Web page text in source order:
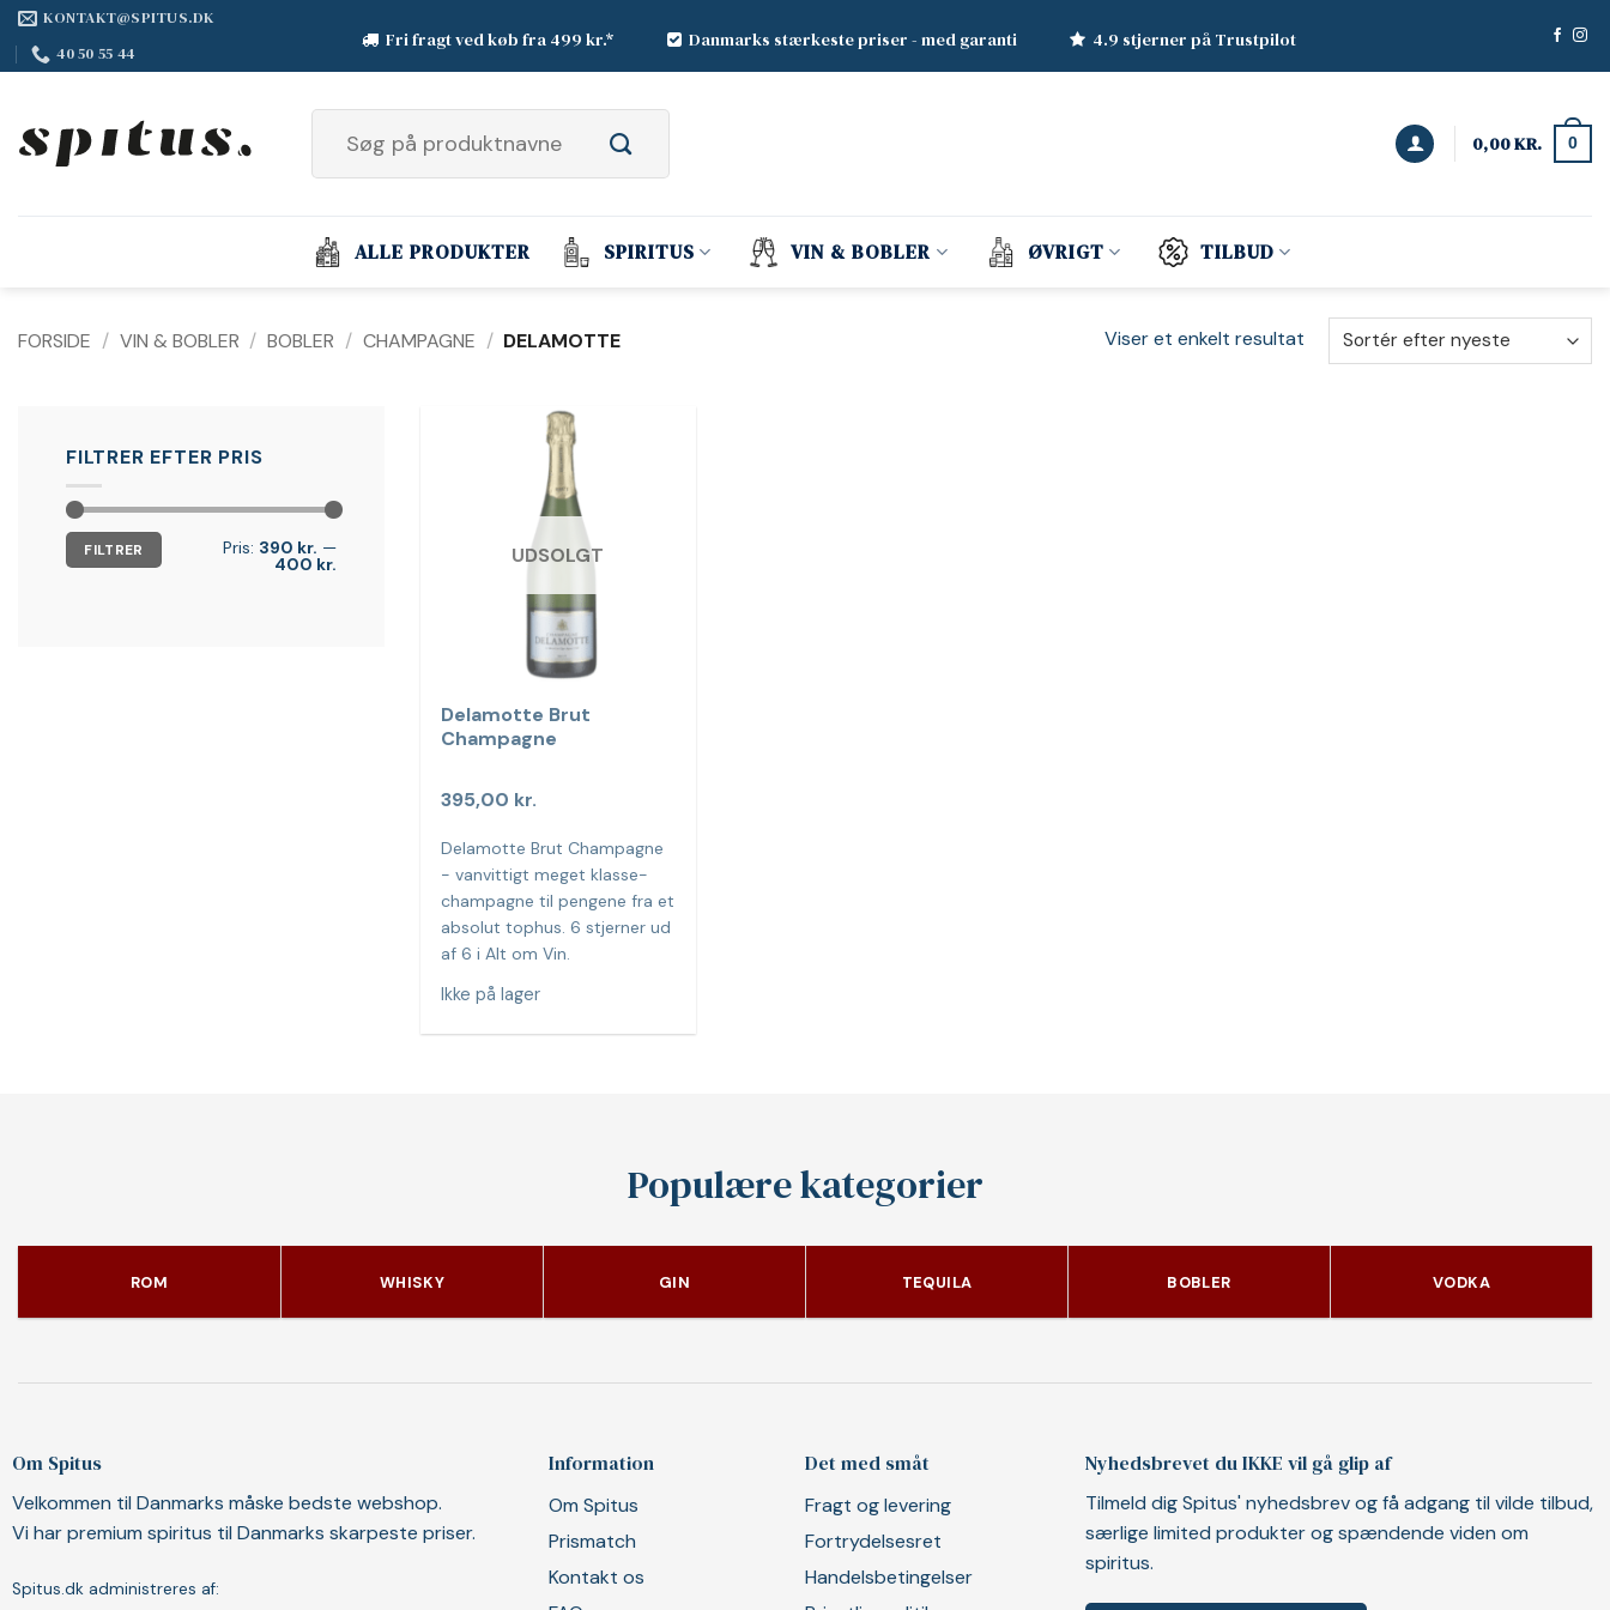
Fortsæt
indhold
KONTAKT@SPITUS.DK
40 50 55 44
Fri fragt ved køb fra 499 kr.* Danmarks stærkeste priser - med garanti 4.9 stjerner på Trustpilot
efter:
0,00KR. 0
ALLE PRODUKTER SPIRITUS VIN & BOBLER ØVRIGT TILBUD
FORSIDE / VIN & BOBLER / BOBLER / CHAMPAGNE / DELAMOTTE Viser et enkelt resultat
FILTRER EFTER PRIS
Mindste
pris
Højeste
prisFILTRER Pris: 390 kr. —
400 kr. UDSOLGT
Delamotte Brut
Champagne
395,00 kr.
Delamotte Brut Champagne
- vanvittigt meget klasse-
champagne til pengene fra et
absolut tophus. 6 stjerner ud
af 6 i Alt om Vin.
Ikke på lager
Populære kategorier
ROM WHISKY GIN TEQUILA BOBLER VODKA
Om Spitus
Velkommen til Danmarks måske bedste webshop.
Vi har premium spiritus til Danmarks skarpeste priser.
Spitus.dk administreres af:
Information
Om Spitus
Prismatch
Kontakt os
Det med småt
Fragt og levering
Fortrydelsesret
Handelsbetingelser
Nyhedsbrevet du IKKE vil gå glip af
Tilmeld dig Spitus' nyhedsbrev og få adgang til vilde tilbud,
særlige limited produkter og spændende viden om
spiritus.